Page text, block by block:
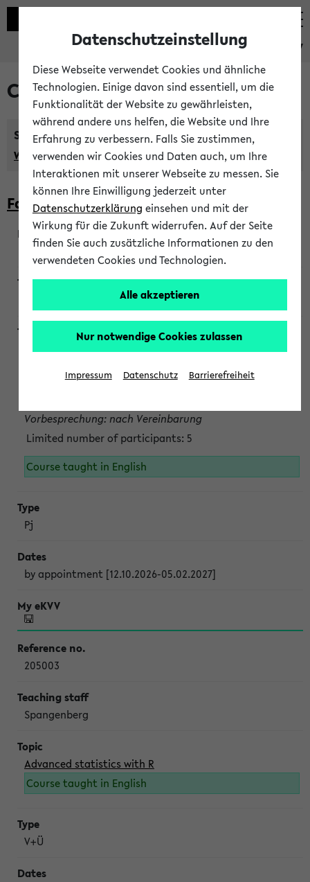
eKVV
Courses taught in English
Semester:
WiSe 2026/2027 SoSe 2026 Previous...
Faculty of Biology
200923
Wendisch, Peters-Wendisch, Stegelmann
Projektmodul "Bakterielle Biotechnologie"
Persönliche Anmeldung beim Veranstalter ist unbedingt
Vorbesprechung: nach Vereinbarung
Limited number of participants: 5
Course taught in English
Pj
by appointment [12.10.2026-05.02.2027]
205003
Spangenberg
Advanced statistics with R
Course taught in English
V+Ü
Datenschutzeinstellung
Diese Webseite verwendet Cookies und ähnliche
Technologien. Einige davon sind essentiell, um die
Funktionalität der Website zu gewährleisten,
während andere uns helfen, die Website und Ihre
Erfahrung zu verbessern. Falls Sie zustimmen,
verwenden wir Cookies und Daten auch, um Ihre
Interaktionen mit unserer Webseite zu messen. Sie
können Ihre Einwilligung jederzeit unter
Datenschutzerklärung einsehen und mit der
Wirkung für die Zukunft widerrufen. Auf der Seite
finden Sie auch zusätzliche Informationen zu den
verwendeten Cookies und Technologien.
Alle akzeptieren
Nur notwendige Cookies zulassen
Impressum Datenschutz Barrierefreiheit